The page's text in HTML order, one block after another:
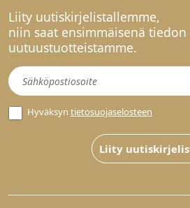
Liity uutiskirjelistallemme,
niin saat ensimmäisenä tiedon
uutuustuotteistamme.
Uutiskirje
Hyväksyn tietosuojaselosteen
Liity